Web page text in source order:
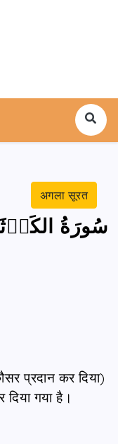
अगला सूरत
سُورَةُ
प्रदान कर दिया)
गया है।